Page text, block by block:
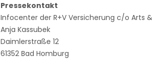
Pressekontakt
Infocenter der R+V Versicherung c/o Arts
Anja Kassubek
Daimlerstraße 12
61352 Bad Homburg